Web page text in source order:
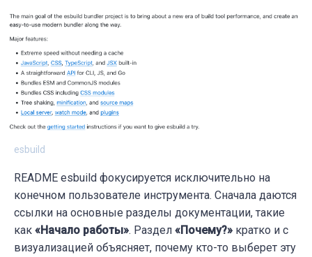
esbuild
README esbuild фокусируется исключительно на
конечном пользователе инструмента. Сначала даются
ссылки на основные разделы документации, такие
как «Начало работы». Раздел «Почему?» кратко и с
визуализацией объясняет, почему кто-то выберет эту